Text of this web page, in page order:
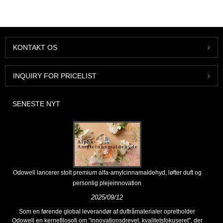
KONTAKT OS
INQUIRY FOR PRICELIST
SENESTE NYT
Odowell lancerer stolt premium alfa-amylcinnamaldehyd, løfter duft og
personlig plejeinnovation
2025/09/12
Som en førende global leverandør af duftråmaterialer opretholder
Odowell en kernefilosofi om "innovationsdrevet, kvalitetsfokuseret", der